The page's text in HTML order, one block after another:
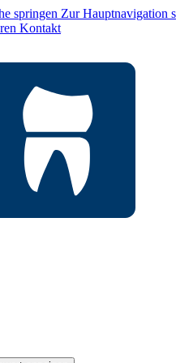
springen Zur Hauptnavigation
Kontakt